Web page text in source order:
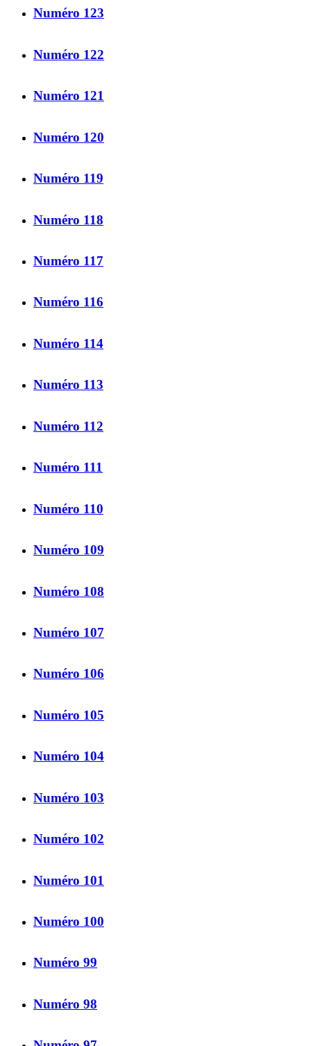
Numéro 123
Numéro 122
Numéro 121
Numéro 120
Numéro 119
Numéro 118
Numéro 117
Numéro 116
Numéro 114
Numéro 113
Numéro 112
Numéro 111
Numéro 110
Numéro 109
Numéro 108
Numéro 107
Numéro 106
Numéro 105
Numéro 104
Numéro 103
Numéro 102
Numéro 101
Numéro 100
Numéro 99
Numéro 98